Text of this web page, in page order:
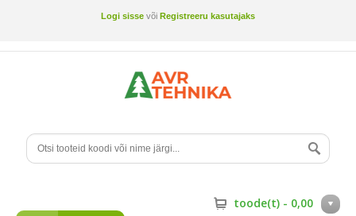
Logi sisse või Registreeru kasutajaks
toode(t) - 0,00